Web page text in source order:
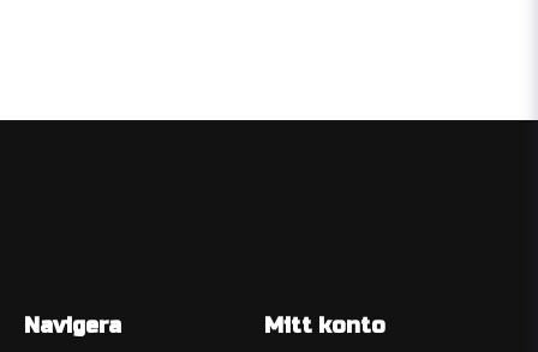
Navigera Mitt konto